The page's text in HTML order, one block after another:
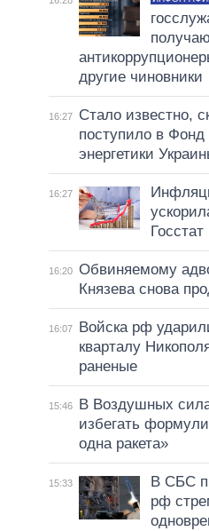
другие чиновники
16:27
Стало известно,
поступило в Фонд
энергетики
16:27
Госстат
16:20 Обвиняемому
Князева снова
16:07
Войска рф
кварталу
раненые
15:46
В Воздушных
избегать
одна ракета»
15:33
В СБС
рф